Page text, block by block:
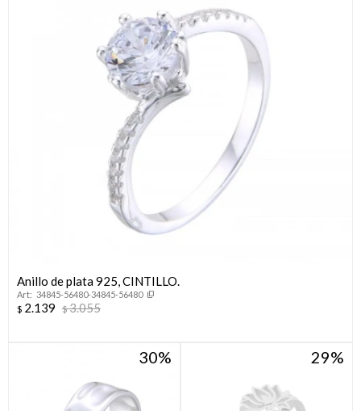
Anillo de plata 925, CINTILLO.
34845-56480-34845-56480
$ 2.139 $3.055
30 29